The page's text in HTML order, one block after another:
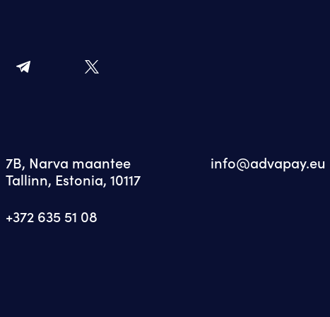
7B, Narva maantee
Tallinn, Estonia, 10117
+372 635 51 08
info@advapay.eu